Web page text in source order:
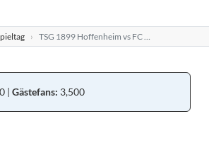
TSG 1899 Hoffenheim vs FC Schalke 04 e.V.
| Gästefans: 3,500